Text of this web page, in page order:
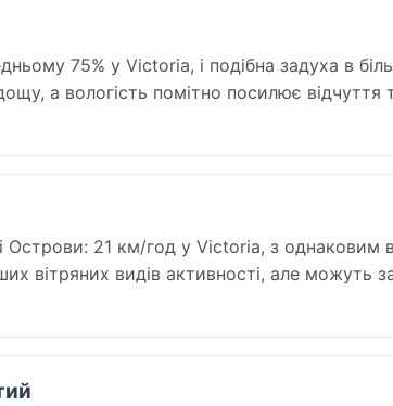
75% у Victoria, і подібна задуха в
а вологість помітно посилює відчуття
21 км/год у Victoria, з однаковим
вітряних видів активності, але можуть